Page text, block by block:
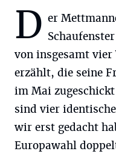
D er
von insgesamt
erzählt, die seine
im Mai zugeschickt
sind vier
wir erst gedacht
Europawahl